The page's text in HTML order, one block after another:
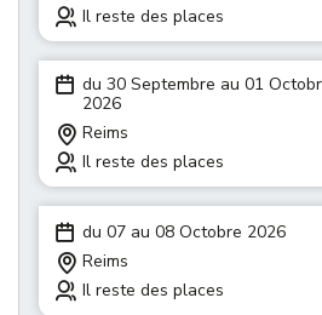
Il reste des places
du 30 Septembre au 01
2026
Reims
Il reste des places
du 07 au 08 Octobre 2026
Reims
Il reste des places